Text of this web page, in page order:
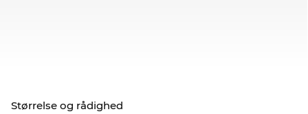
Størrelse og rådighed